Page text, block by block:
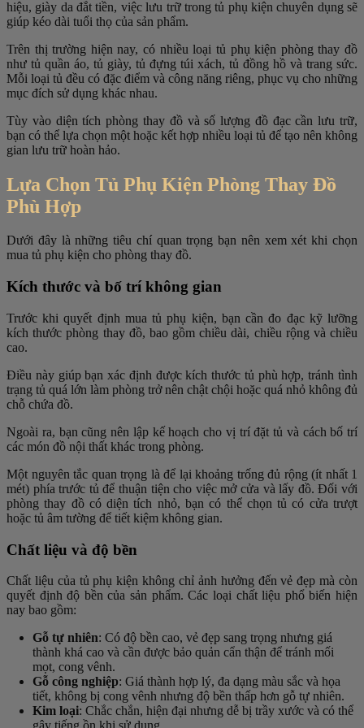
hiệu, giày da đắt tiền, việc lưu trữ trong tủ phụ kiện chuyên dụng sẽ
giúp kéo dài tuổi thọ của sản phẩm.
Trên thị trường hiện nay, có nhiều loại tủ phụ kiện phòng thay đồ
như tủ quần áo, tủ giày, tủ đựng túi xách, tủ đồng hồ và trang sức.
Mỗi loại tủ đều có đặc điểm và công năng riêng, phục vụ cho những
mục đích sử dụng khác nhau.
Tùy vào diện tích phòng thay đồ và số lượng đồ đạc cần lưu trữ,
bạn có thể lựa chọn một hoặc kết hợp nhiều loại tủ để tạo nên không
gian lưu trữ hoàn hảo.
Lựa Chọn Tủ Phụ Kiện Phòng Thay Đồ
Phù Hợp
Dưới đây là những tiêu chí quan trọng bạn nên xem xét khi chọn
mua tủ phụ kiện cho phòng thay đồ.
Kích thước và bố trí không gian
Trước khi quyết định mua tủ phụ kiện, bạn cần đo đạc kỹ lưỡng
kích thước phòng thay đồ, bao gồm chiều dài, chiều rộng và chiều
cao.
Điều này giúp bạn xác định được kích thước tủ phù hợp, tránh tình
trạng tủ quá lớn làm phòng trở nên chật chội hoặc quá nhỏ không đủ
chỗ chứa đồ.
Ngoài ra, bạn cũng nên lập kế hoạch cho vị trí đặt tủ và cách bố trí
các món đồ nội thất khác trong phòng.
Một nguyên tắc quan trọng là để lại khoảng trống đủ rộng (ít nhất 1
mét) phía trước tủ để thuận tiện cho việc mở cửa và lấy đồ. Đối với
phòng thay đồ có diện tích nhỏ, bạn có thể chọn tủ có cửa trượt
hoặc tủ âm tường để tiết kiệm không gian.
Chất liệu và độ bền
Chất liệu của tủ phụ kiện không chỉ ảnh hưởng đến vẻ đẹp mà còn
quyết định độ bền của sản phẩm. Các loại chất liệu phổ biến hiện
nay bao gồm:
Gỗ tự nhiên: Có độ bền cao, vẻ đẹp sang trọng nhưng giá
thành khá cao và cần được bảo quản cẩn thận để tránh mối
mọt, cong vênh.
Gỗ công nghiệp: Giá thành hợp lý, đa dạng màu sắc và họa
tiết, không bị cong vênh nhưng độ bền thấp hơn gỗ tự nhiên.
Kim loại: Chắc chắn, hiện đại nhưng dễ bị trầy xước và có thể